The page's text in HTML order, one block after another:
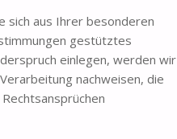
sich aus Ihrer besonderen
gestütztes
einlegen, werden wir
nachweisen, die